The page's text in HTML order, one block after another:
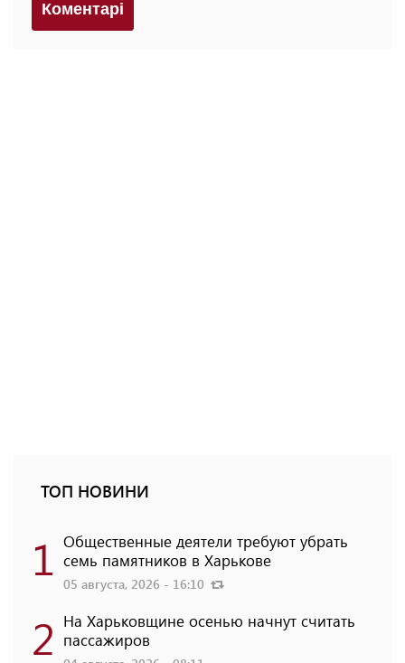
Коментарi
ТОП НОВИНИ
1 Общественные деятели требуют убрать
семь памятников в Харькове
05 августа, 2026 - 16:10
2 На Харьковщине осенью начнут считать
пассажиров